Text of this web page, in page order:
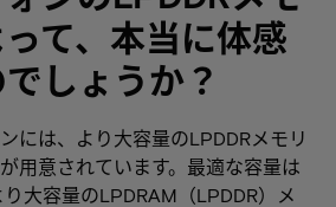
て、本当に体感
しょうか？
には、より大容量のLPDDRメモリ
用意されています。最適な容量は
大容量のLPDRAM（LPDDR）メ